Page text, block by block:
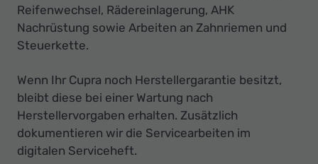
Reifenwechsel, Rädereinlagerung, AHK
Nachrüstung sowie Arbeiten an Zahnriemen und
Steuerkette.
Wenn Ihr Cupra noch Herstellergarantie besitzt,
bleibt diese bei einer Wartung nach
Herstellervorgaben erhalten. Zusätzlich
dokumentieren wir die Servicearbeiten im
digitalen Serviceheft.